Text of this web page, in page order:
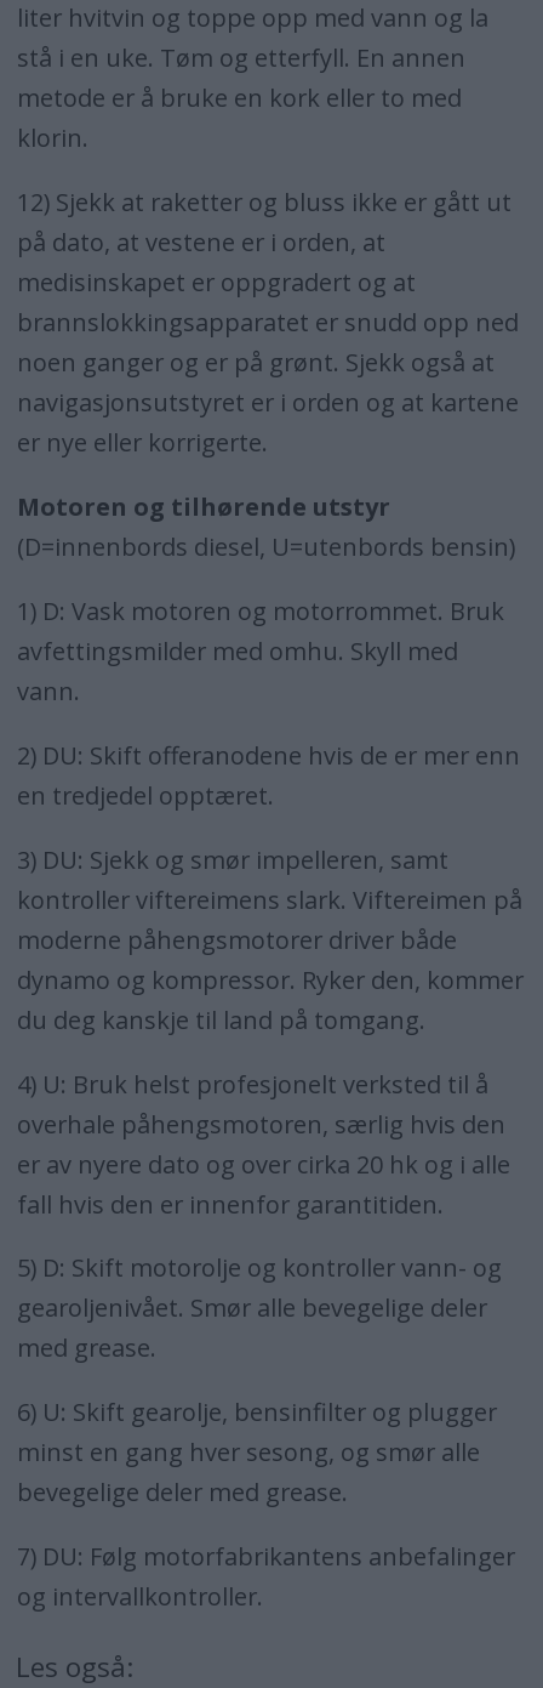
liter hvitvin og toppe opp med vann og la
stå i en uke. Tøm og etterfyll. En annen
metode er å bruke en kork eller to med
klorin.
12) Sjekk at raketter og bluss ikke er gått ut
på dato, at vestene er i orden, at
medisinskapet er oppgradert og at
brannslokkingsapparatet er snudd opp ned
noen ganger og er på grønt. Sjekk også at
navigasjonsutstyret er i orden og at kartene
er nye eller korrigerte.
Motoren og tilhørende utstyr
(D=innenbords diesel, U=utenbords bensin)
1) D: Vask motoren og motorrommet. Bruk
avfettingsmilder med omhu. Skyll med
vann.
2) DU: Skift offeranodene hvis de er mer enn
en tredjedel opptæret.
3) DU: Sjekk og smør impelleren, samt
kontroller viftereimens slark. Viftereimen på
moderne påhengsmotorer driver både
dynamo og kompressor. Ryker den, kommer
du deg kanskje til land på tomgang.
4) U: Bruk helst profesjonelt verksted til å
overhale påhengsmotoren, særlig hvis den
er av nyere dato og over cirka 20 hk og i alle
fall hvis den er innenfor garantitiden.
5) D: Skift motorolje og kontroller vann- og
gearoljenivået. Smør alle bevegelige deler
med grease.
6) U: Skift gearolje, bensinfilter og plugger
minst en gang hver sesong, og smør alle
bevegelige deler med grease.
7) DU: Følg motorfabrikantens anbefalinger
og intervallkontroller.
Les også: